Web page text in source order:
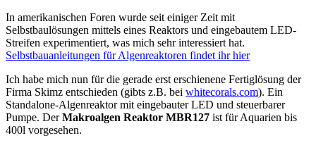
In amerikanischen Foren wurde seit einiger Zeit mit
Selbstbaulösungen mittels eines Reaktors und eingebautem LED-
Streifen experimentiert, was mich sehr interessiert hat.
Selbstbauanleitungen für Algenreaktoren findet ihr hier
Ich habe mich nun für die gerade erst erschienene Fertiglösung der
Firma Skimz entschieden (gibts z.B. bei whitecorals.com). Ein
Standalone-Algenreaktor mit eingebauter LED und steuerbarer
Pumpe. DerMakroalgen Reaktor MBR127 ist für Aquarien bis
400l vorgesehen.